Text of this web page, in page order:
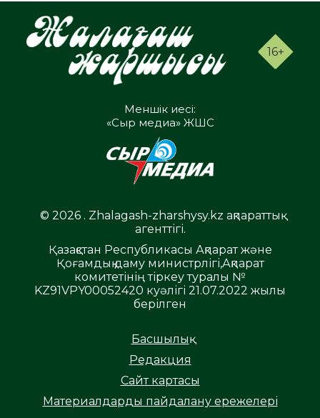
16+
Меншік иесі:
«Сыр медиа» ЖШС
© 2026 . Zhalagash-zharshysy.kz ақпараттық
агенттігі.
Қазақстан Республикасы Ақпарат және
Қоғамдық даму министрлігі,Ақпарат
комитетінің тіркеу туралы №
KZ91VPY00052420 куәлігі 21.07.2022 жылы
берілген
Басшылық
Редакция
Сайт картасы
Материалдарды пайдалану ережелері